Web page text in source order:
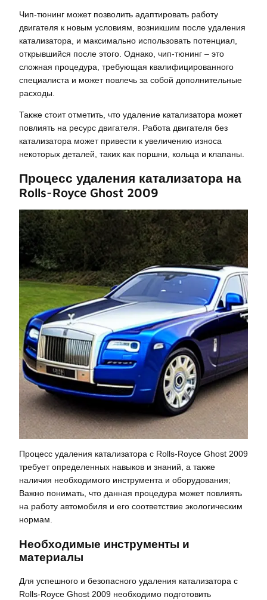
Чип-тюнинг может позволить адаптировать работу
двигателя к новым условиям, возникшим после удаления
катализатора, и максимально использовать потенциал,
открывшийся после этого. Однако, чип-тюнинг – это
сложная процедура, требующая квалифицированного
специалиста и может повлечь за собой дополнительные
расходы.
Также стоит отметить, что удаление катализатора может
повлиять на ресурс двигателя. Работа двигателя без
катализатора может привести к увеличению износа
некоторых деталей, таких как поршни, кольца и клапаны.
Процесс удаления катализатора на
Rolls-Royce Ghost 2009
Процесс удаления катализатора с Rolls-Royce Ghost 2009
требует определенных навыков и знаний, а также
наличия необходимого инструмента и оборудования;
Важно понимать, что данная процедура может повлиять
на работу автомобиля и его соответствие экологическим
нормам.
Необходимые инструменты и
материалы
Для успешного и безопасного удаления катализатора с
Rolls-Royce Ghost 2009 необходимо подготовить